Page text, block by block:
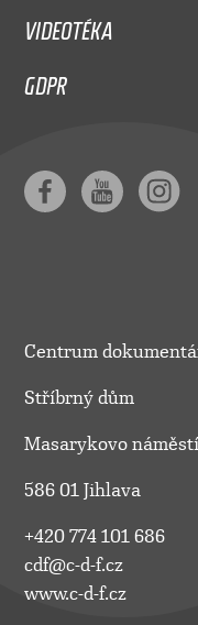
VIDEOTÉKA
GDPR
Centrum
Stříbrný dům
Masarykovo
586 01 Jihlava
+420 774 101 686
cdf@c-d-f.cz
www.c-d-f.cz